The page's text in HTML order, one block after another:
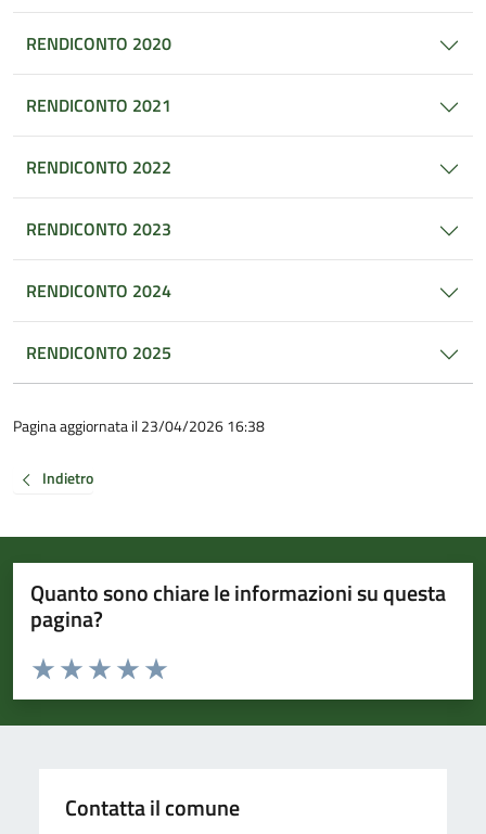
RENDICONTO 2020
RENDICONTO 2021
RENDICONTO 2022
RENDICONTO 2023
RENDICONTO 2024
RENDICONTO 2025
Pagina aggiornata il 23/04/2026 16:38
Indietro
Quanto sono chiare le informazioni su questa
pagina?
Valuta da 1 a 5 stelle la pagina
Valuta 5 stelle su 5
Valuta 4 stelle su 5
Valuta 3 stelle su 5
Valuta 2 stelle su 5
Valuta 1 stelle su 5
Contatta il comune